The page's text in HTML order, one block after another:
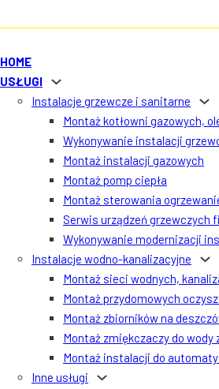
HOME
USŁUGI
Instalacje grzewcze i sanitarne
Montaż kotłowni gazowych,
Wykonywanie instalacji
Montaż instalacji gazowych
Montaż pomp ciepła
Montaż sterowania
Serwis urządzeń grzewczych
Wykonywanie modernizacji
Instalacje wodno-kanalizacyjne
Montaż sieci wodnych,
Montaż przydomowych
Montaż zbiorników na
Montaż zmiękczaczy do wody
Montaż instalacji do
Inne usługi